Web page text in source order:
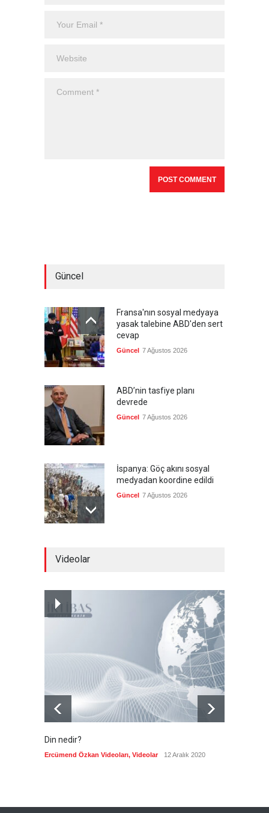
Güncel
Fransa'nın sosyal medyaya
yasak talebine ABD'den sert
cevap
Güncel 7 Ağustos 2026
ABD’nin tasfiye planı
devrede
Güncel 7 Ağustos 2026
İspanya: Göç akını sosyal
medyadan koordine edildi
Güncel 7 Ağustos 2026
Futbol endüstrisinde kavga
devam ediyor
7 Ağustos 2026
Videolar
Din nedir?
Ercümend Özkan Videoları, Videolar 12 Aralık 2020